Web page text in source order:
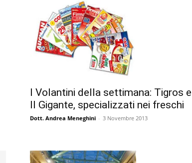
I Volantini della settimana: Tigros e
Il Gigante, specializzati nei freschi
Dott. Andrea Meneghini - 3 Novembre 2013